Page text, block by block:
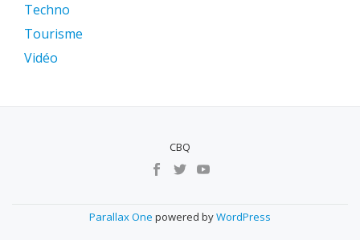
Techno
Tourisme
Vidéo
CBQ
Parallax One powered byWordPress